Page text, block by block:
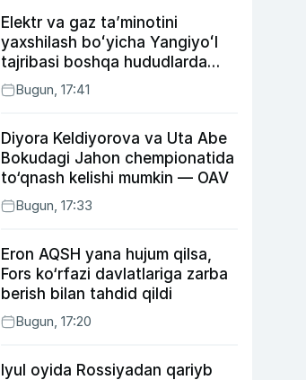
Elektr va gaz taʼminotini
yaxshilash boʻyicha Yangiyoʻl
tajribasi boshqa hududlarda
ham joriy etiladi
Bugun, 17:41
Diyora Keldiyorova va Uta Abe
Bokudagi Jahon chempionatida
to‘qnash kelishi mumkin — OAV
Bugun, 17:33
Eron AQSH yana hujum qilsa,
Fors ko‘rfazi davlatlariga zarba
berish bilan tahdid qildi
Bugun, 17:20
Iyul oyida Rossiyadan qariyb